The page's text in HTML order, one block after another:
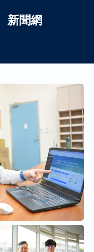
新聞網